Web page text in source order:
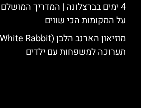
4 ימים בברצלונה | המדריך
על המקומות הכי שווים
תערוכה למשפחות עם ילדים